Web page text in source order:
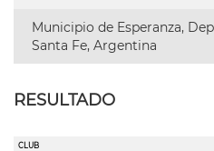
Municipio de Esperanza,
Santa Fe, Argentina
RESULTADO
CLUB